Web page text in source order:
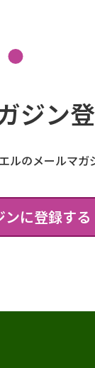
ジン
ルのメールマ
ンに登録する